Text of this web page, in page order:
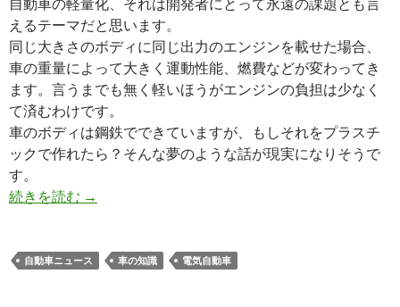
えるテーマだと思います。
同じ大きさのボディに同じ出力のエンジンを載せた場合、
車の重量によって大きく運動性能、燃費などが変わってき
ます。言うまでも無く軽いほうがエンジンの負担は少なく
て済むわけです。
車のボディは鋼鉄でできていますが、もしそれをプラスチ
ックで作れたら？そんな夢のような話が現実になりそうで
す。
続きを読む →
自動車ニュース 車の知識 電気自動車